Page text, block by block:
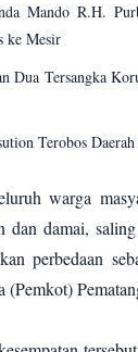
Mando R.H.
ke Mesir
Dua Tersangka
Terobos
warga
dan damai,
perbedaan